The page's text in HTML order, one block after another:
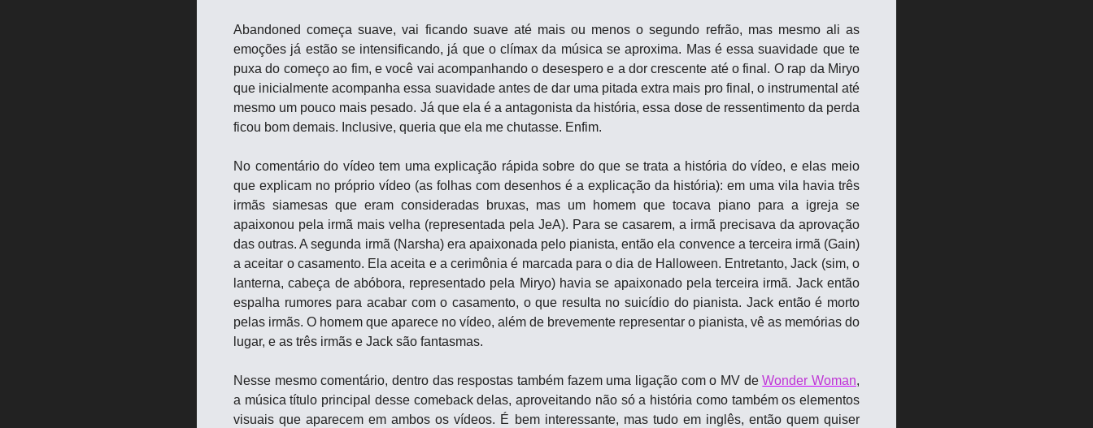
Abandoned começa suave, vai ficando suave até mais ou menos o segundo refrão, mas mesmo ali as
emoções já estão se intensificando, já que o clímax da música se aproxima. Mas é essa suavidade que te
puxa do começo ao fim, e você vai acompanhando o desespero e a dor crescente até o final. O rap da Miryo
que inicialmente acompanha essa suavidade antes de dar uma pitada extra mais pro final, o instrumental até
mesmo um pouco mais pesado. Já que ela é a antagonista da história, essa dose de ressentimento da perda
ficou bom demais. Inclusive, queria que ela me chutasse. Enfim.
No comentário do vídeo tem uma explicação rápida sobre do que se trata a história do vídeo, e elas meio
que explicam no próprio vídeo (as folhas com desenhos é a explicação da história): em uma vila havia três
irmãs siamesas que eram consideradas bruxas, mas um homem que tocava piano para a igreja se
apaixonou pela irmã mais velha (representada pela JeA). Para se casarem, a irmã precisava da aprovação
das outras. A segunda irmã (Narsha) era apaixonada pelo pianista, então ela convence a terceira irmã (Gain)
a aceitar o casamento. Ela aceita e a cerimônia é marcada para o dia de Halloween. Entretanto, Jack (sim, o
lanterna, cabeça de abóbora, representado pela Miryo) havia se apaixonado pela terceira irmã. Jack então
espalha rumores para acabar com o casamento, o que resulta no suicídio do pianista. Jack então é morto
pelas irmãs. O homem que aparece no vídeo, além de brevemente representar o pianista, vê as memórias do
lugar, e as três irmãs e Jack são fantasmas.
Nesse mesmo comentário, dentro das respostas também fazem uma ligação com o MV de Wonder Woman,
a música título principal desse comeback delas, aproveitando não só a história como também os elementos
visuais que aparecem em ambos os vídeos. É bem interessante, mas tudo em inglês, então quem quiser